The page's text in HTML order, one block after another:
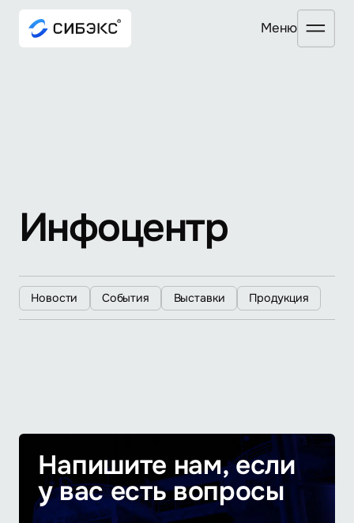
Mеню
Инфоцентр
Новости События Выставки Продукция
Напишите нам, если
у вас есть вопросы